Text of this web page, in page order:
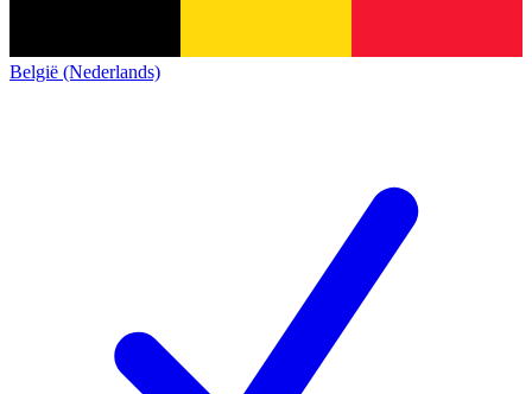
België (Nederlands)